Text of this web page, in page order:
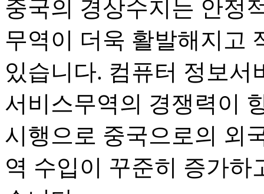
중국의 경상수지는 안정
무역이 더욱 활발해지고
있습니다. 컴퓨터 정보서
서비스무역의 경쟁력이
시행으로 중국으로의 외
역 수입이 꾸준히 증가하